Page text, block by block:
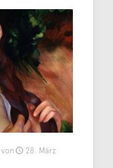
von
28. März